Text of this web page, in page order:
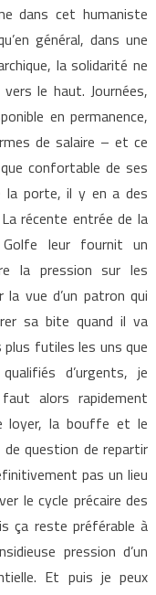
dans cet humaniste
général, dans une
la solidarité ne
le haut. Journées,
en permanence,
de salaire – et ce
confortable de ses
la porte, il y en a des
récente entrée de la
leur fournit un
la pression sur les
vue d’un patron qui
sa bite quand il va
plus futiles les uns que
d’urgents, je
alors rapidement
loyer, la bouffe et le
question de repartir
pas un lieu
le cycle précaire des
ça reste préférable à
pression d’un
Et puis je peux